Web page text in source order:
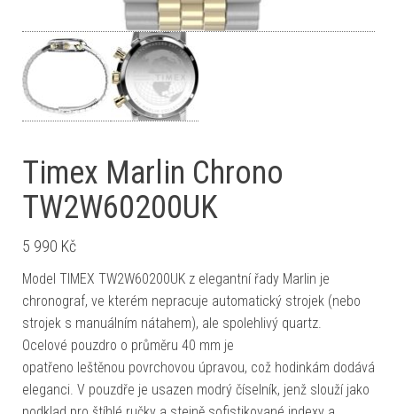
Timex Marlin Chrono
TW2W60200UK
5 990 Kč
Model TIMEX TW2W60200UK z elegantní řady Marlin je
chronograf, ve kterém nepracuje automatický strojek (nebo
strojek s manuálním nátahem), ale spolehlivý quartz.
Ocelové pouzdro o průměru 40 mm je
opatřeno leštěnou povrchovou úpravou, což hodinkám dodává
eleganci. V pouzdře je usazen modrý číselník, jenž slouží jako